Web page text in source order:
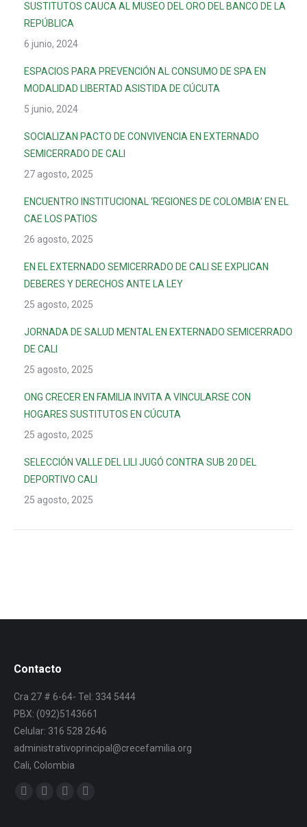
SUSTITUTOS CAUCA AL MUSEO DEL ORO DEL BANCO DE LA
REPÚBLICA
6 junio, 2024
ESPACIOS PARA PREVENCIÓN AL CONSUMO DE SPA EN
MODALIDAD LIBERTAD ASISTIDA DE CÚCUTA
5 junio, 2024
SOCIALIZAN PACTO DE CONVIVENCIA EN EXTERNADO
SEMICERRADO DE CALI
27 agosto, 2025
ENCUENTRO INSTITUCIONAL ‘REGIONES DE COLOMBIA’ EN EL
CAE LOS PATIOS
26 agosto, 2025
EN EL EXTERNADO SEMICERRADO DE CALI SE EXPLICAN
DEBERES Y DERECHOS ANTE LA LEY
25 agosto, 2025
JORNADA DE SALUD MENTAL EN EXTERNADO SEMICERRADO
DE CALI
25 agosto, 2025
ONG CRECER EN FAMILIA INVITA A VINCULARSE CON
HOGARES SUSTITUTOS EN CÚCUTA
25 agosto, 2025
SELECCIÓN VALLE DEL LILI JUGÓ CONTRA SUB 20 DEL
DEPORTIVO CALI
25 agosto, 2025
Contacto
Cra 27 # 6-64- Tel: 334 5444
PBX: (092)5143661
Celular: 316 528 2646
administrativoprincipal@crecefamilia.org
Cali, Colombia
Find us on: